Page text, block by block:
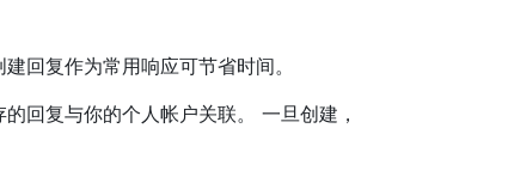
回复作为常用响应可节省时间。
回复与你的个人帐户关联。 一旦创建，